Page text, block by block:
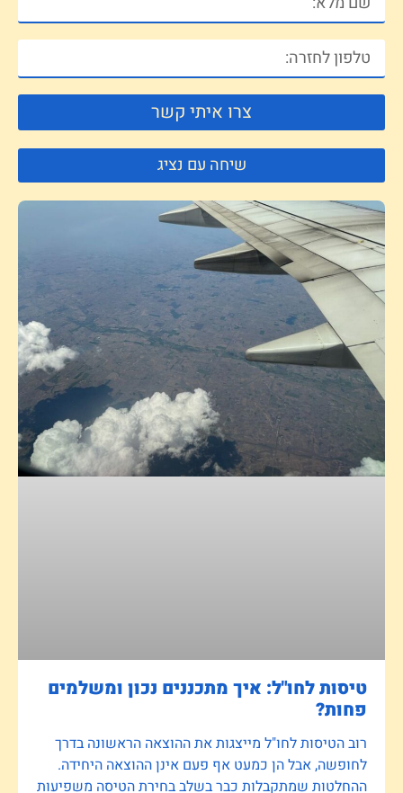
צרו איתי קשר
שיחה עם נציג
טיסות לחו"ל: איך מתכננים נכון ומשלמים
פחות?
רוב הטיסות לחו"ל מייצגות את ההוצאה הראשונה בדרך
לחופשה, אבל הן כמעט אף פעם אינן ההוצאה היחידה.
ההחלטות שמתקבלות כבר בשלב בחירת הטיסה משפיעות